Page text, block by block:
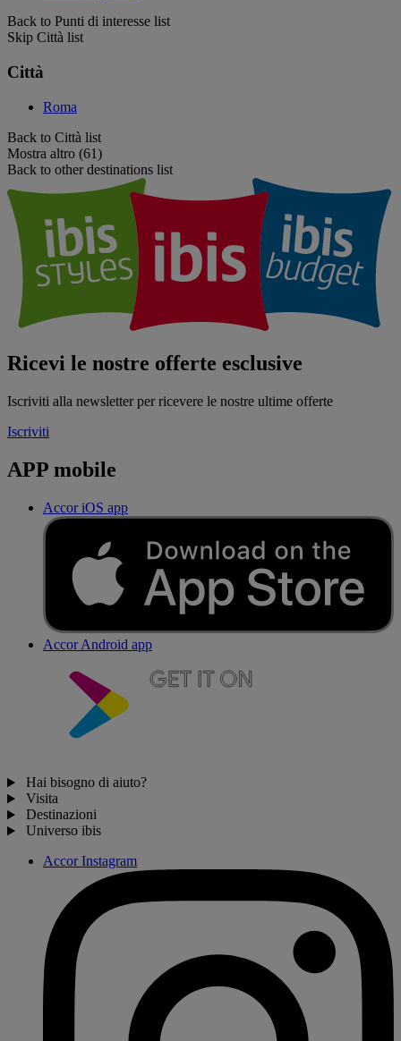
Back to Punti di interesse list
Skip Città list
Città
Roma
Back to Città list
Mostra altro (61)
Back to other destinations list
Ricevi le nostre offerte esclusive
Iscriviti alla newsletter per ricevere le nostre ultime offerte
Iscriviti
APP mobile
Accor iOS app
Accor Android app
Hai bisogno di aiuto?
Visita
Destinazioni
Universo ibis
Accor Instagram